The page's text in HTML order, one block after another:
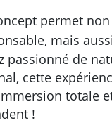
permet
mais
passionné de
cette
totale
!